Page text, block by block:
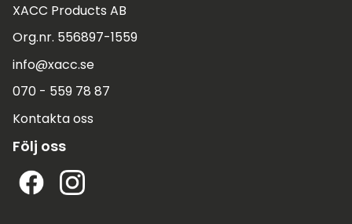
XACC Products AB
Org.nr. 556897-1559
info@xacc.se
070 - 559 78 87
Kontakta oss
Följ oss